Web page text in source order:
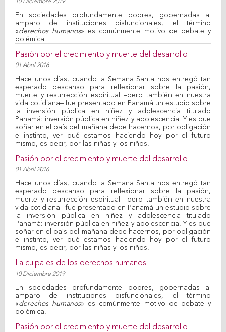
10 Diciembre 2019
En sociedades profundamente pobres, gobernadas al
amparo de instituciones disfuncionales, el término
«derechos humanos» es comúnmente motivo de debate y
polémica.
Pasión por el crecimiento y muerte del desarrollo
01 Abril 2016
Hace unos días, cuando la Semana Santa nos entregó tan
esperado descanso para reflexionar sobre la pasión,
muerte y resurrección espiritual –pero también en nuestra
vida cotidiana– fue presentado en Panamá un estudio sobre
la inversión pública en niñez y adolescencia titulado
Panamá: inversión pública en niñez y adolescencia. Y es que
soñar en el país del mañana debe hacernos, por obligación
e instinto, ver qué estamos haciendo hoy por el futuro
mismo, es decir, por las niñas y los niños.
Pasión por el crecimiento y muerte del desarrollo
01 Abril 2016
Hace unos días, cuando la Semana Santa nos entregó tan
esperado descanso para reflexionar sobre la pasión,
muerte y resurrección espiritual –pero también en nuestra
vida cotidiana– fue presentado en Panamá un estudio sobre
la inversión pública en niñez y adolescencia titulado
Panamá: inversión pública en niñez y adolescencia. Y es que
soñar en el país del mañana debe hacernos, por obligación
e instinto, ver qué estamos haciendo hoy por el futuro
mismo, es decir, por las niñas y los niños.
La culpa es de los derechos humanos
10 Diciembre 2019
En sociedades profundamente pobres, gobernadas al
amparo de instituciones disfuncionales, el término
«derechos humanos» es comúnmente motivo de debate y
polémica.
Pasión por el crecimiento y muerte del desarrollo